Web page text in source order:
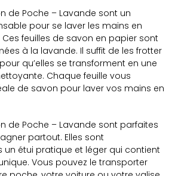
de Poche – Lavande sont un
pour se laver les mains en
feuilles de savon en papier sont
à la lavande. Il suffit de les frotter
qu’elles se transforment en une
Chaque feuille vous
de savon pour laver vos mains en
de Poche – Lavande sont parfaites
partout. Elles sont
un étui pratique et léger qui contient
Vous pouvez le transporter